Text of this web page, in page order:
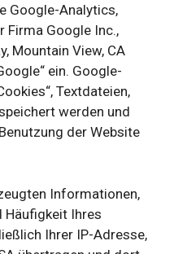
Google-Analytics,
Firma Google Inc.,
Mountain View, CA
ein. Google-
Textdateien,
werden und
der Website
Informationen,
Häufigkeit Ihres
Ihrer IP-Adresse,